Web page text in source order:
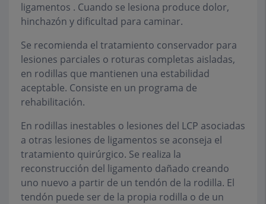
ligamentos . Cuando se lesiona produce dolor,
hinchazón y dificultad para caminar.
Se recomienda el tratamiento conservador para
lesiones parciales o roturas completas aisladas,
en rodillas que mantienen una estabilidad
aceptable. Consiste en un programa de
rehabilitación.
En rodillas inestables o lesiones del LCP asociadas
a otras lesiones de ligamentos se aconseja el
tratamiento quirúrgico. Se realiza la
reconstrucción del ligamento dañado creando
uno nuevo a partir de un tendón de la rodilla. El
tendón puede ser de la propia rodilla o de un